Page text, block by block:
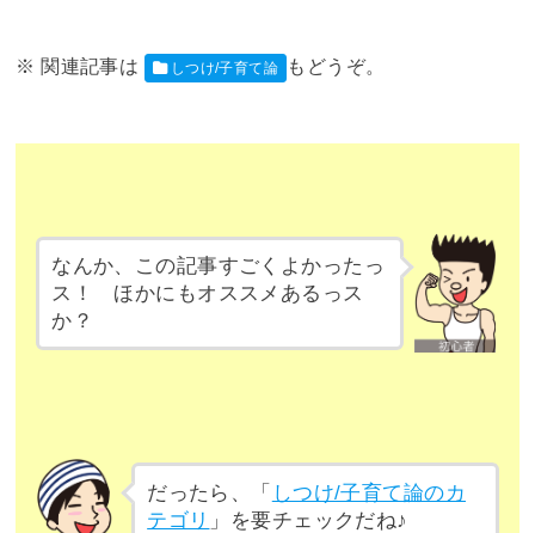
しつけ/子育て論
なんか、この記事すごくよかったっ
ス！ ほかにもオススメあるっス
か？
だったら、「 しつけ/子育て論のカ
テゴリ 」を要チェックだね♪